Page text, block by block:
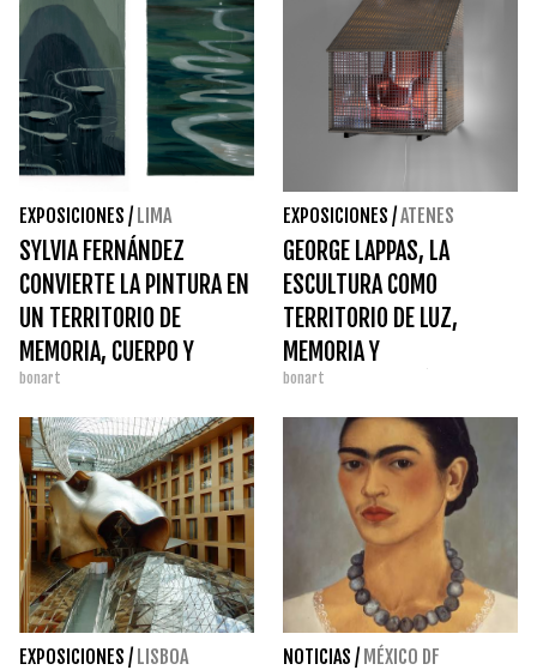
EXPOSICIONES / LIMA
SYLVIA FERNÁNDEZ
CONVIERTE LA PINTURA EN
UN TERRITORIO DE
MEMORIA, CUERPO Y
NATURALEZA CON
‘PERTENECER’
bonart
EXPOSICIONES /ATENES
GEORGE LAPPAS, LA
ESCULTURA COMO
TERRITORIO DE LUZ,
MEMORIA Y
TRANSFORMACIÓN
bonart
EXPOSICIONES / LISBOA NOTICIAS / MÉXICO DF